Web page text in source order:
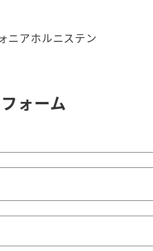
ニアホルニステン
ォーム